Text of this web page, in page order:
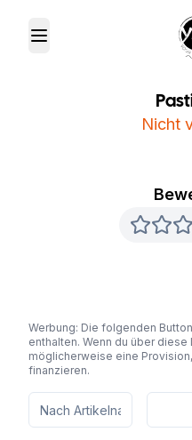
Toggle Menu
Nicht
Werbung: Die folgenden
enthalten. Wenn du über
möglicherweise eine
finanzieren.